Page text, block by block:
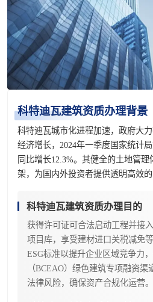
科特迪瓦建筑资质办理背景
科特迪瓦城市化进程加速，政府大
经济增长，2024年一季度国家统计
同比增长12.3%。其健全的土地管
架，为国内外投资者提供透明高效的
科特迪瓦建筑资质办理目的
获得许可证可合法启动工程并接
项目库，享受建材进口关税减免
ESG标准以提升企业区域竞争力
（BCEAO）绿色建筑专项融资
法律风险，确保资产合规化运营。